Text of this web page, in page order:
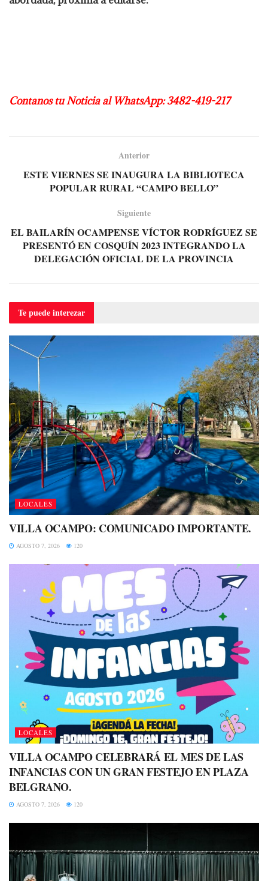
Contanos tu Noticia al WhatsApp: 3482-419-217
Anterior
ESTE VIERNES SE INAUGURA LA BIBLIOTECA
POPULAR RURAL “CAMPO BELLO”
Siguiente
EL BAILARÍN OCAMPENSE VÍCTOR RODRÍGUEZ SE
PRESENTÓ EN COSQUÍN 2023 INTEGRANDO LA
DELEGACIÓN OFICIAL DE LA PROVINCIA
Te puedeinterezar
LOCALES
VILLA OCAMPO: COMUNICADO IMPORTANTE.
AGOSTO 7, 2026 120
LOCALES
VILLA OCAMPO CELEBRARÁ EL MES DE LAS
INFANCIAS CON UN GRAN FESTEJO EN PLAZA
BELGRANO.
AGOSTO 7, 2026 120